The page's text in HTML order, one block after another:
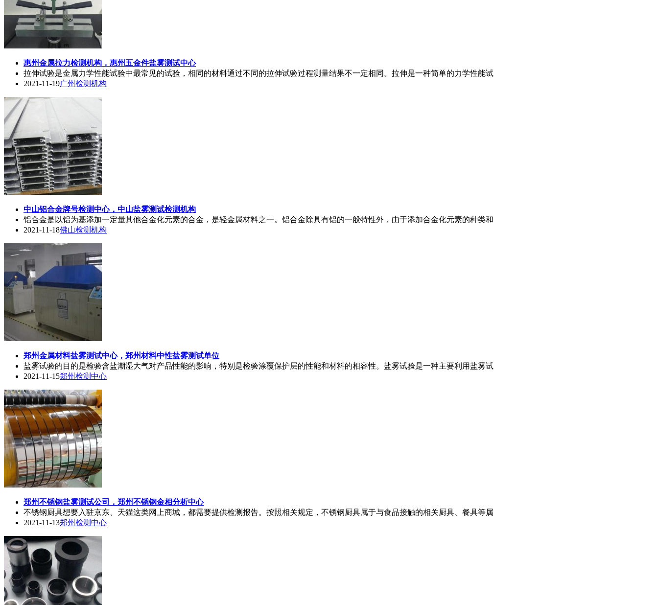
惠州金属拉力检测机构，惠州五金件盐雾测试中心
拉伸试验是金属力学性能试验中最常见的试验，相同的材料通过不同的拉伸试验过程测量结果不一定相同。拉伸是一种简单的力学性能试
2021-11-19广州检测机构
中山铝合金牌号检测中心，中山盐雾测试检测机构
铝合金是以铝为基添加一定量其他合金化元素的合金，是轻金属材料之一。铝合金除具有铝的一般特性外，由于添加合金化元素的种类和
2021-11-18佛山检测机构
郑州金属材料盐雾测试中心，郑州材料中性盐雾测试单位
盐雾试验的目的是检验含盐潮湿大气对产品性能的影响，特别是检验涂覆保护层的性能和材料的相容性。盐雾试验是一种主要利用盐雾试
2021-11-15郑州检测中心
郑州不锈钢盐雾测试公司，郑州不锈钢金相分析中心
不锈钢厨具想要入驻京东、天猫这类网上商城，都需要提供检测报告。按照相关规定，不锈钢厨具属于与食品接触的相关厨具、餐具等属
2021-11-13郑州检测中心